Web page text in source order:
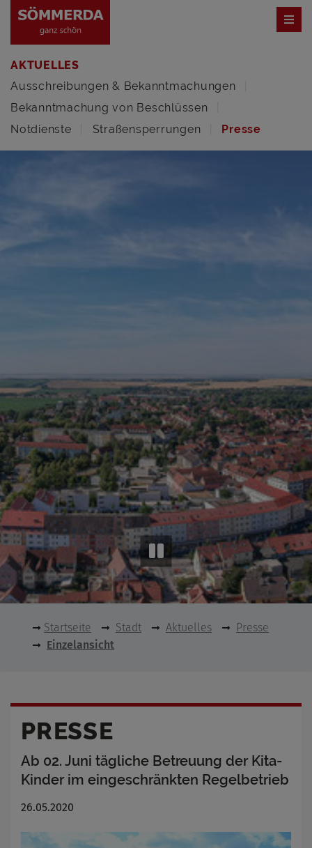
AKTUELLES
Ausschreibungen & Bekanntmachungen
Bekanntmachung von Beschlüssen
Notdienste
Straßensperrungen Presse
Startseite Stadt Aktuelles
Presse
Einzelansicht
PRESSE
Ab 02. Juni tägliche Betreuung der Kita-
Kinder im eingeschränkten Regelbetrieb
26.05.2020